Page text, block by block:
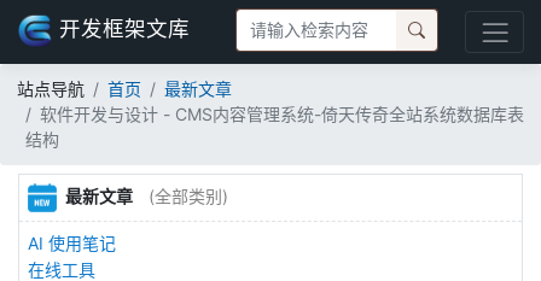
开发框架文库
站点导航 首页
最新文章
软件开发与设计 - CMS内容管理系统-倚天传奇全站系统数据库表
结构
最新文章 (全部类别)
AI 使用笔记
在线工具